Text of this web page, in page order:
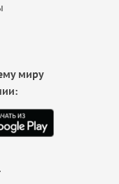
миру